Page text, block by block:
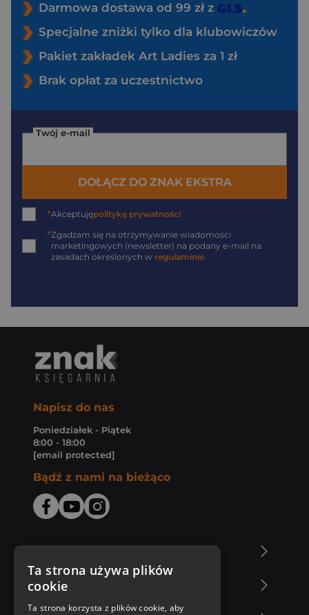
Darmowa dostawa od 99 zł z
Specjalne zniżki tylko dla klubowiczów
Pakiet zakładek Art Ladies za 1 zł
Brak opłat za uczestnictwo
Twój e-mail
DOŁĄCZ DO ZNAK EKSTRA
*Akceptujępolitykę prywatności
*Zgadzam się na otrzymywanie wiadomości
marketingowych (newsletter) na podany e-mail na
zasadach określonych w regulaminie.
Napisz do nas
Poniedziałek - Piątek
8:00 - 18:00
[email protected]
Bądź z nami na bieżąco
Zakupy u nas
Ta strona używa plików
cookie
Ta strona korzysta z plików cookie, aby